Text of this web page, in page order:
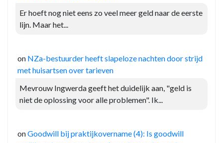
Er hoeft nog niet eens zo veel meer geld naar de eerste
lijn. Maar het...
on NZa-bestuurder heeft slapeloze nachten door strijd
met huisartsen over tarieven
Mevrouw Ingwerda geeft het duidelijk aan, "geld is
niet de oplossing voor alle problemen". Ik...
onGoodwill bij praktijkovername (4): Is goodwill